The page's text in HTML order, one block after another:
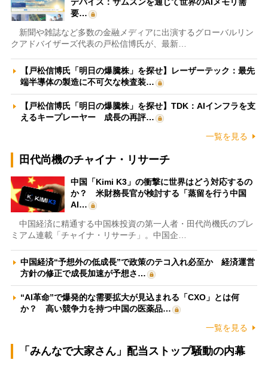
デバイス：サムスンを通じて世界のAIメモリ需
要…
新聞や雑誌など多数の金融メディアに出演するグローバルリン
クアドバイザーズ代表の戸松信博氏が、最新…
【戸松信博氏「明日の爆騰株」を探せ】レーザーテック：最先
端半導体の製造に不可欠な検査装…
【戸松信博氏「明日の爆騰株」を探せ】TDK：AIインフラを支
えるキープレーヤー 成長の再評…
一覧を見る
田代尚機のチャイナ・リサーチ
中国「Kimi K3」の衝撃に世界はどう対応するの
か？ 米財務長官が検討する「蒸留を行う中国
AI…
中国経済に精通する中国株投資の第一人者・田代尚機氏のプレ
ミアム連載「チャイナ・リサーチ」。中国企…
中国経済“予想外の低成長”で政策のテコ入れ必至か 経済運営
方針の修正で成長加速が予想さ…
“AI革命”で爆発的な需要拡大が見込まれる「CXO」とは何
か？ 高い競争力を持つ中国の医薬品…
一覧を見る
「みんなで大家さん」配当ストップ騒動の内幕